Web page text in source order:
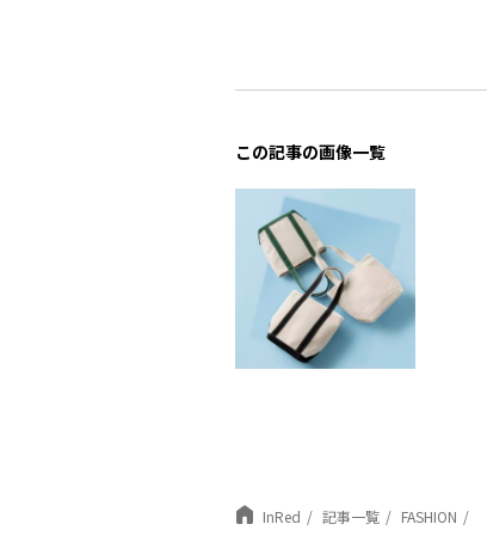
この記事の画像一覧
InRed 記事一覧 FASHION